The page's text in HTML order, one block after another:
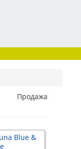
Продажа